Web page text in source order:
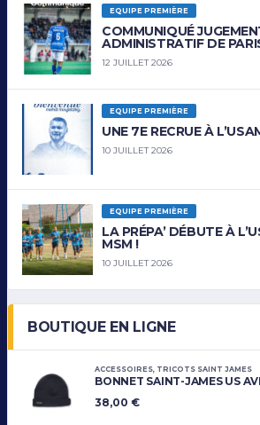
EQUIPE PREMIÈRE
COMMUNIQUÉ
ADMINISTRATIF DE
12 JUILLET 2026
EQUIPE PREMIÈRE
UNE 7E RECRUE À
10 JUILLET 2026
EQUIPE PREMIÈRE
LA PRÉPA’ DÉBUTE À
MSM !
10 JUILLET 2026
BOUTIQUE EN LIGNE
ACCESSOIRES, TRICOTS SAINT JAMES
BONNET SAINT-JAMES US
38,00 €